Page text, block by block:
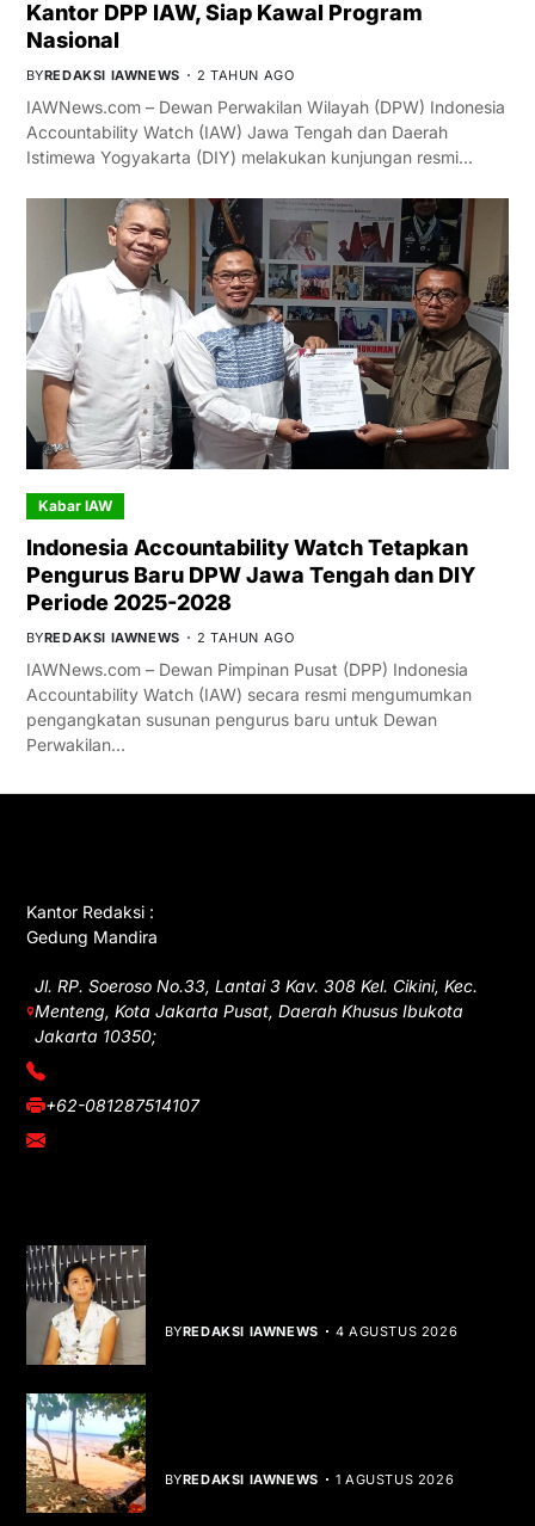
Kantor DPP IAW, Siap Kawal Program
Nasional
BYREDAKSI IAWNEWS 2 TAHUN AGO
IAWNews.com – Dewan Perwakilan Wilayah (DPW) Indonesia
Accountability Watch (IAW) Jawa Tengah dan Daerah
Istimewa Yogyakarta (DIY) melakukan kunjungan resmi…
Kabar IAW
Indonesia Accountability Watch Tetapkan
Pengurus Baru DPW Jawa Tengah dan DIY
Periode 2025-2028
BYREDAKSI IAWNEWS 2 TAHUN AGO
IAWNews.com – Dewan Pimpinan Pusat (DPP) Indonesia
Accountability Watch (IAW) secara resmi mengumumkan
pengangkatan susunan pengurus baru untuk Dewan
Perwakilan…
Kantor Redaksi :
Gedung Mandira
Jl. RP. Soeroso No.33, Lantai 3 Kav. 308 Kel. Cikini, Kec.
Menteng, Kota Jakarta Pusat, Daerah Khusus Ibukota
Jakarta 10350;
(021) 3908026
+62-081287514107
adm@iawnews.com
BYREDAKSI IAWNEWS 4 AGUSTUS 2026
BYREDAKSI IAWNEWS 1 AGUSTUS 2026